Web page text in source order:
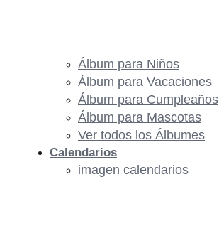
Álbum para Niños
Álbum para Vacaciones
Álbum para Cumpleaños
Álbum para Mascotas
Ver todos los Álbumes
Calendarios
imagen calendarios